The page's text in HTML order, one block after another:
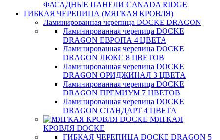
ФАСАДНЫЕ ПАНЕЛИ CANADA RIDGE
ГИБКАЯ ЧЕРЕПИЦА (МЯГКАЯ КРОВЛЯ)
Ламинированная черепица DOCKE DRAGON
Ламинированная черепица DOCKE
DRAGON ЕВРОПА 4 ЦВЕТА
Ламинированная черепица DOCKE
DRAGON ЛЮКС 8 ЦВЕТОВ
Ламинированная черепица DOCKE
DRAGON ОРИДЖИНАЛ 3 ЦВЕТА
Ламинированная черепица DOCKE
DRAGON ПРЕМИУМ 7 ЦВЕТОВ
Ламинированная черепица DOCKE
DRAGON СТАНДАРТ 4 ЦВЕТA
МЯГКАЯ
КРОВЛЯ DOCKE
ГИБКАЯ ЧЕРЕПИЦА DOCKE DRAGON 5